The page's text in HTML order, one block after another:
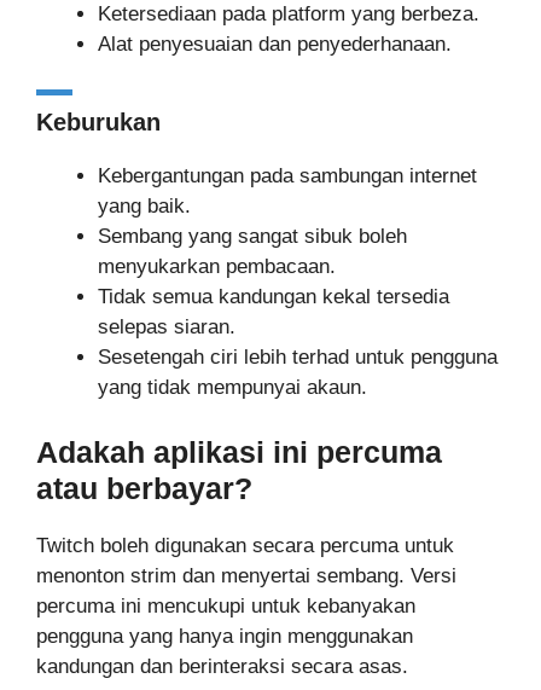
Ketersediaan pada platform yang berbeza.
Alat penyesuaian dan penyederhanaan.
Keburukan
Kebergantungan pada sambungan internet
yang baik.
Sembang yang sangat sibuk boleh
menyukarkan pembacaan.
Tidak semua kandungan kekal tersedia
selepas siaran.
Sesetengah ciri lebih terhad untuk pengguna
yang tidak mempunyai akaun.
Adakah aplikasi ini percuma
atau berbayar?
Twitch boleh digunakan secara percuma untuk
menonton strim dan menyertai sembang. Versi
percuma ini mencukupi untuk kebanyakan
pengguna yang hanya ingin menggunakan
kandungan dan berinteraksi secara asas.